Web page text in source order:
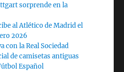
sorprende en la
al Atlético de Madrid el
2026
con la Real Sociedad
de camisetas antiguas
Español